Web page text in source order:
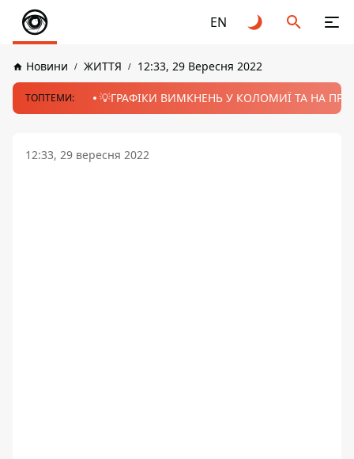
EN
Новини ЖИТТЯ 12:33, 29 Вересня 2022
ТОПТЕМИ: 💡ГРАФІКИ ВИМКНЕНЬ У КОЛОМИЇ ТА НА
12:33, 29 вересня 2022